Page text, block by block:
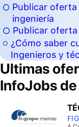
Publicar
ingeniería
Publicar
¿Cómo saber
Ingenieros y
Ultimas
InfoJobs de